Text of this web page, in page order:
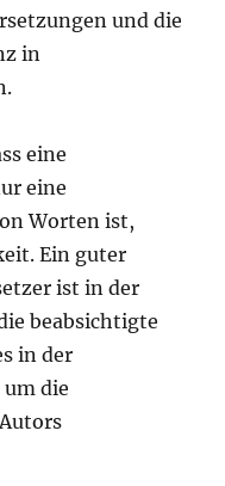
und die
in
eine
eine
Worten ist,
Ein guter
ist in der
beabsichtigte
in der
die